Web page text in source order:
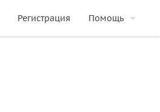
Регистрация Помощь